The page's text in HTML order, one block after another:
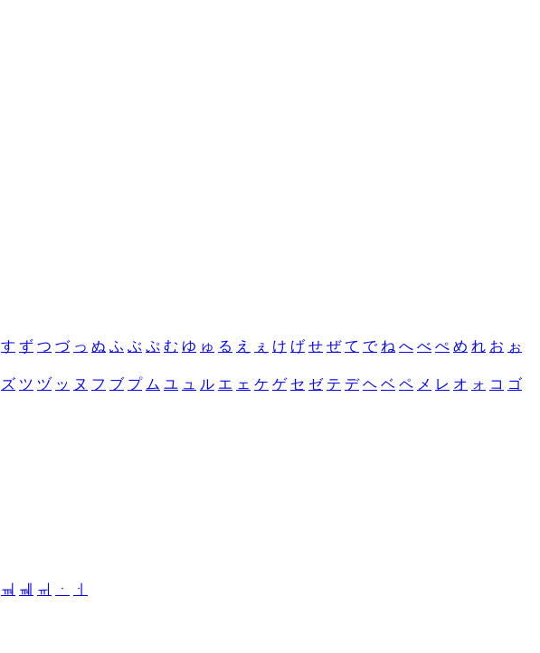
す ず つ づ っ ぬ ふ ぶ ぷ む ゆ ゅ る え ぇ け げ せ ぜ て で ね へ べ ぺ め れ お ぉ
ズ ツ ヅ ッ ヌ フ ブ プ ム ユ ュ ル エ ェ ケ ゲ セ ゼ テ デ ヘ ベ ペ メ レ オ ォ コ ゴ
ㆊ ㆋ ㆌ ㆍ
ㆎ